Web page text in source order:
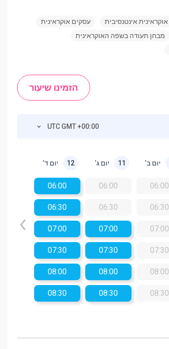
אוקראינית אינטנסיבית
עסקים אוקראינית
מבחן תעודה בשפה האוקראינית
הזמינו שיעור
UTC GMT +00:00
יום ב’
06:00
06:30
07:00
07:30
08:00
08:30
11 יום ג’
06:00
06:30
07:00
07:30
08:00
08:30
12 יום ד’
06:00
06:30
07:00
07:30
08:00
08:30